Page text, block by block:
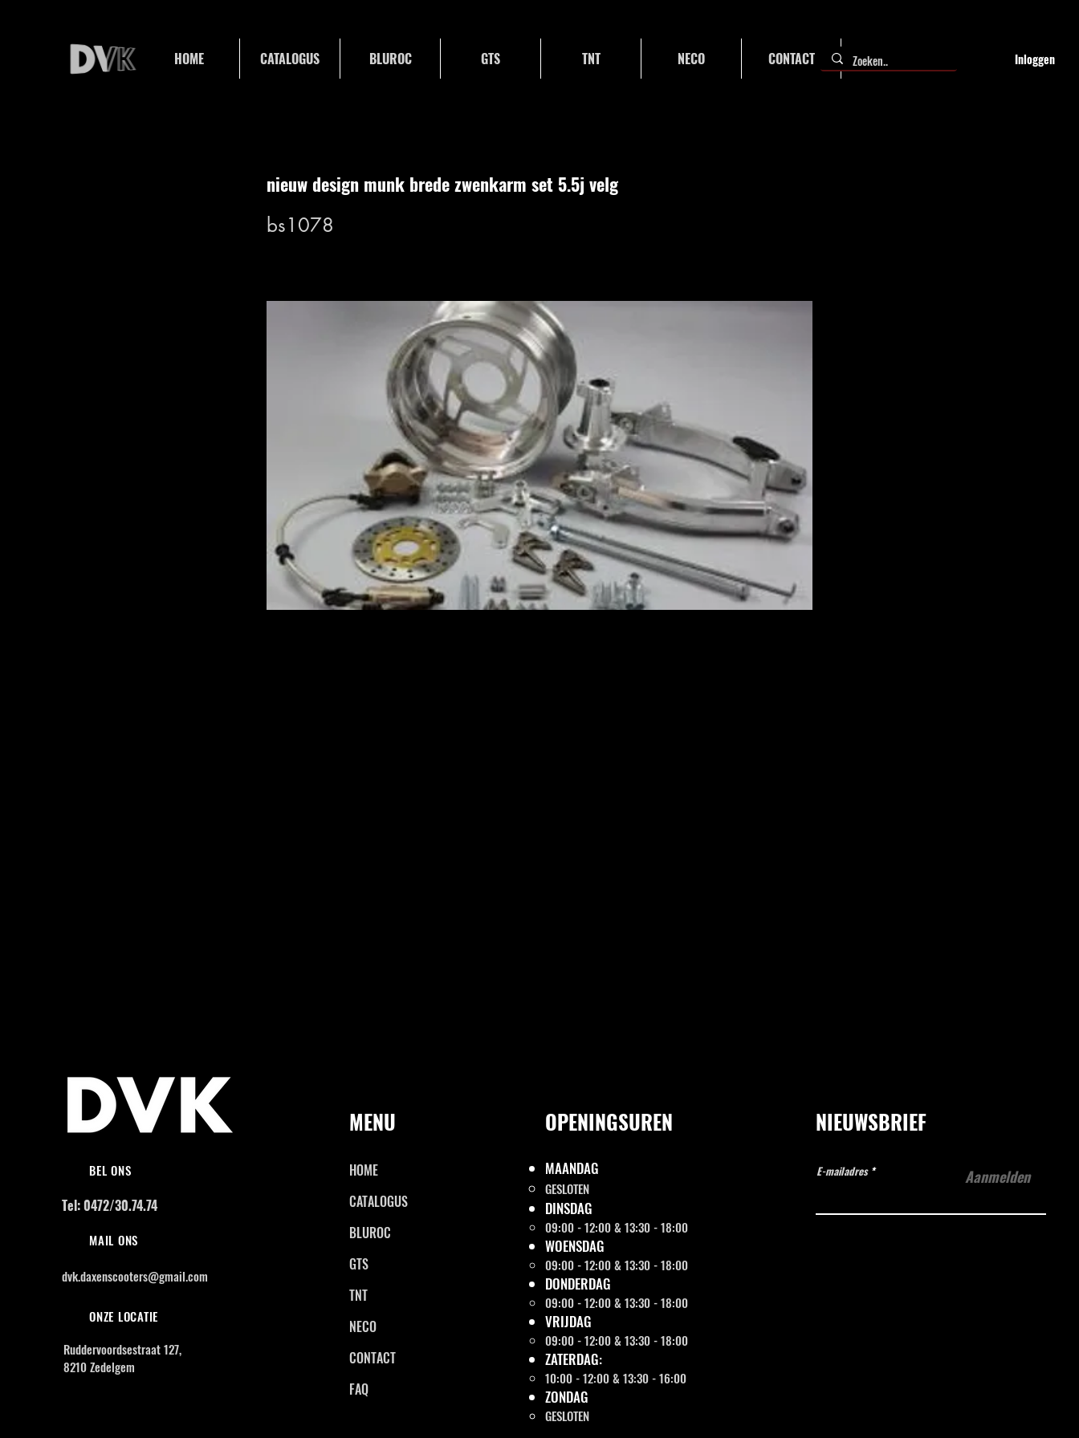
HOME CATALOGUS BLUROC GTS TNT NECO CONTACT FAQ Inloggen
nieuw design munk brede zwenkarm set 5.5j velg
bs1078
BEL ONS
Tel: 0472/30.74.74
MAIL ONS
dvk.daxenscooters@gmail.com
ONZE LOCATIE
Ruddervoordsestraat 127,
8210 Zedelgem
MENU
HOME
CATALOGUS
BLUROC
GTS
TNT
NECO
CONTACT
FAQ
OPENINGSUREN NIEUWSBRIEF
E-mailadres Aanmelden
MAANDAG
GESLOTEN
DINSDAG
09:00 - 12:00 & 13:30 - 18:00
WOENSDAG
09:00 - 12:00 & 13:30 - 18:00
DONDERDAG
09:00 - 12:00 & 13:30 - 18:00
VRIJDAG
09:00 - 12:00 & 13:30 - 18:00
ZATERDAG:
10:00 - 12:00 & 13:30 - 16:00
ZONDAG
GESLOTEN